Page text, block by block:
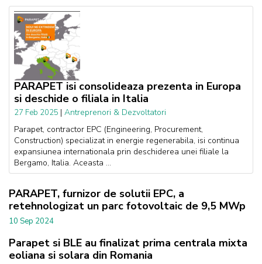
PARAPET isi consolideaza prezenta in Europa
si deschide o filiala in Italia
27 Feb 2025 | Antreprenori & Dezvoltatori
Parapet, contractor EPC (Engineering, Procurement,
Construction) specializat in energie regenerabila, isi continua
expansiunea internationala prin deschiderea unei filiale la
Bergamo, Italia. Aceasta ...
PARAPET, furnizor de solutii EPC, a
retehnologizat un parc fotovoltaic de 9,5 MWp
10 Sep 2024
Parapet si BLE au finalizat prima centrala mixta
eoliana si solara din Romania